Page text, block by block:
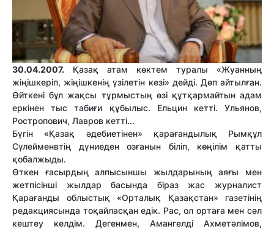
30.04.2007. Қазақ атам көктем туралы «Жуанның
жіңішкеріп, жіңішкенің үзілетін кезі» дейді. Дөп айтылған.
Өйткені бұл жақсы тұрмыстың өзі құтқармайтын адам
еркінен тыс табиғи құбылыс. Ельцин кетті. Ульянов,
Ростропович, Лавров кетті...
Бүгін «Қазақ әдебиетінен» қарағандылық Рымқұл
Сүлейменвтің дүниеден озғанын біліп, көңілім қатты
қобалжыды.
Өткен ғасырдың алпысыншы жылдарының аяғы мен
жетпісінші жылдар басында біраз жас журналист
Қарағанды облыстық «Орталық Қазақстан» газетінің
редакциясында тоқайласқан едік. Рас, ол ортаға мен сәл
кештеу келдім. Дегенмен, Амангелді Ахметәлімов,